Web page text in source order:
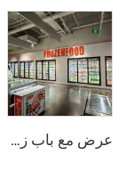
عرض مع باب زجاجي مبرد / ثلاجة دخولية